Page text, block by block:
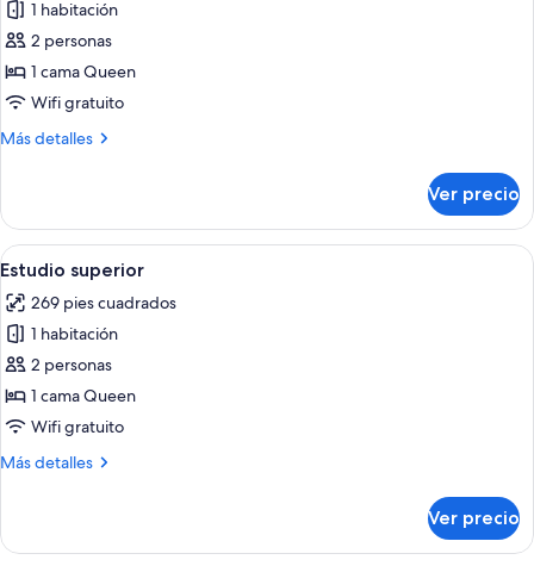
fotos
de
Estudio
de
1 habitación
2 personas
1 cama Queen
Wifi gratuito
Más detalles
Más
de
diseñador
Ver precio
Abrir
todas
las
fotos
de
Estudio
superior
Un dormitorio con cama, mesita de
17
Estudio superior
269 pies cuadrados
1 habitación
2 personas
1 cama Queen
Wifi gratuito
Más detalles
Más
superior
Ver precio